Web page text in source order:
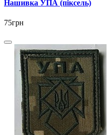
Нашивка УПА (піксель)
75грн